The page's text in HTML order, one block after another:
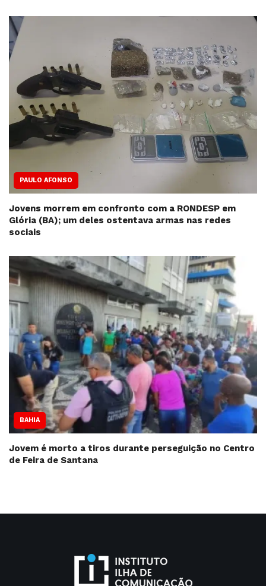
PAULO AFONSO
Jovens morrem em confronto com a RONDESP em
Glória (BA); um deles ostentava armas nas redes
sociais
BAHIA
Jovem é morto a tiros durante perseguição no Centro
de Feira de Santana